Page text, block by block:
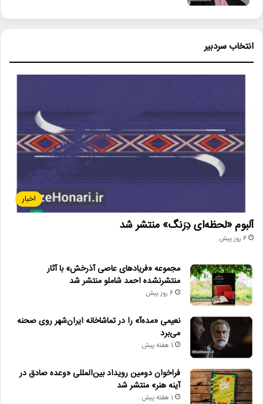
انتخاب سردبیر
اخبار
آلبوم «لحظه‌ای دِرَنگ» منتشر شد
6 روز پیش
مجموعه «فریادهای عاصی آذرخش» با آثار
منتشرنشده احمد شاملو منتشر شد
6 روز پیش
نعیمی «مده‌آ» را در تماشاخانه ایران‌شهر روی صحنه
می‌برد
1 هفته پیش
فراخوان دومین رویداد بین‌المللی «وعده صادق در
آینه هنر» منتشر شد
1 هفته پیش